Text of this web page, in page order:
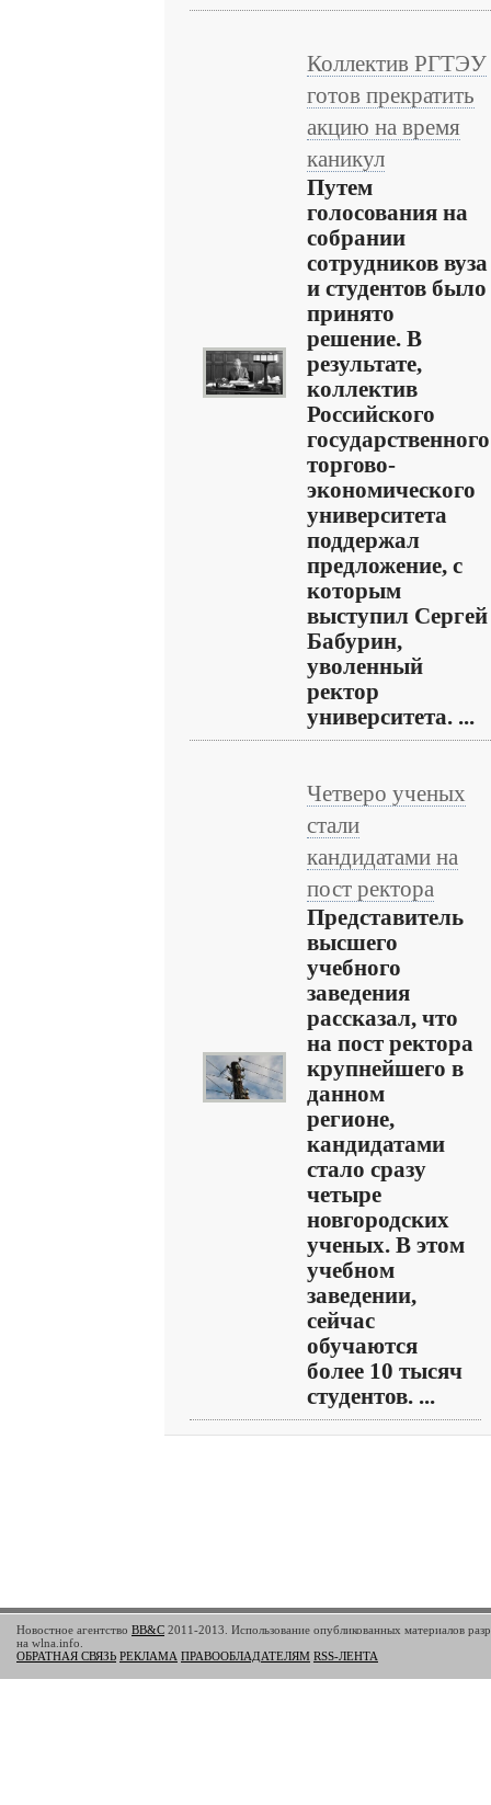
Коллектив РГТЭУ
готов прекратить
акцию на время
каникул
Путем
голосования на
собрании
сотрудников вуза
и студентов было
принято
решение. В
результате,
коллектив
Российского
государственного
торгово-
экономического
университета
поддержал
предложение, с
которым
выступил Сергей
Бабурин,
уволенный
ректор
университета. ...
Четверо ученых
стали
кандидатами на
пост ректора
Представитель
высшего
учебного
заведения
рассказал, что
на пост ректора
крупнейшего в
данном
регионе,
кандидатами
стало сразу
четыре
новгородских
ученых. В этом
учебном
заведении,
сейчас
обучаются
более 10 тысяч
студентов. ...
Новостное агентство BB&C 2011-2013. Использование опубликованных материалов
на wlna.info.
ОБРАТНАЯ СВЯЗЬ РЕКЛАМА ПРАВООБЛАДАТЕЛЯМ RSS-ЛЕНТА